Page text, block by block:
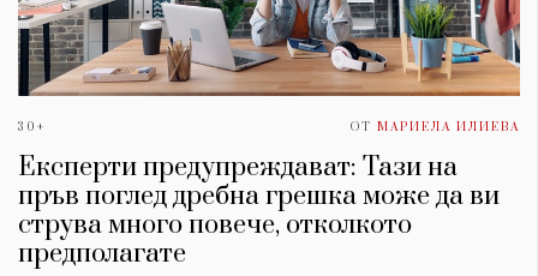
30+ ОТ МАРИЕЛА ИЛИЕВА
Експерти предупреждават: Тази на
пръв поглед дребна грешка може да ви
струва много повече, отколкото
предполагате